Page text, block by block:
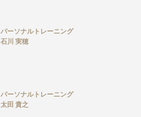
パーソナルトレーニング
石川 実穂
パーソナルトレーニング
太田 貴之